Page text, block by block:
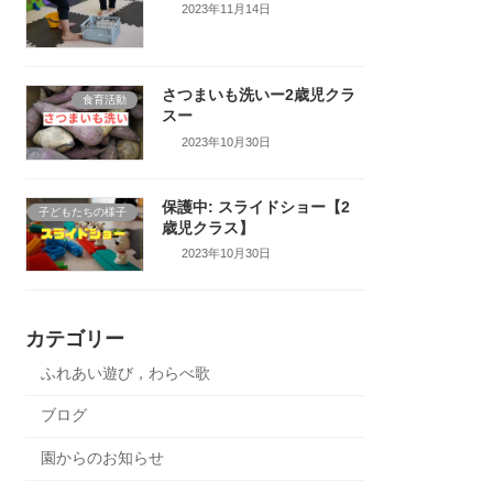
2023年11月14日
食育活動
さつまいも洗いー2歳児クラ
スー
2023年10月30日
子どもたちの様子
保護中: スライドショー【2
歳児クラス】
2023年10月30日
カテゴリー
ふれあい遊び，わらべ歌
ブログ
園からのお知らせ